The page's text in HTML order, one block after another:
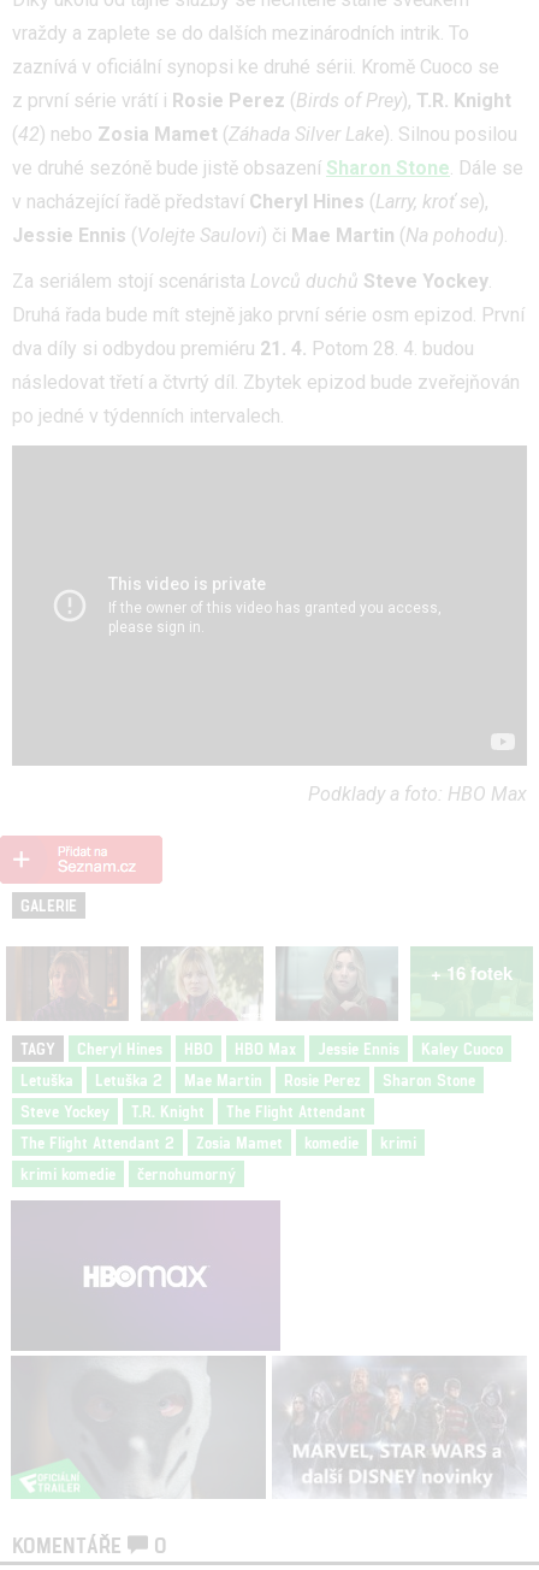
vraždy a zaplete se do dalších mezinárodních intrik. To
zaznívá v oficiální synopsi ke druhé sérii. Kromě Cuoco se
z první série vrátí i Rosie Perez (Birds of Prey), T.R. Knight
(42) nebo Zosia Mamet (Záhada Silver Lake). Silnou posilou
ve druhé sezóně bude jistě obsazení Sharon Stone. Dále se
v nacházející řadě představí Cheryl Hines (Larry, kroť se),
Jessie Ennis (Volejte Saulovi) či Mae Martin (Na pohodu).
Za seriálem stojí scenárista Lovců duchů Steve Yockey.
Druhá řada bude mít stejně jako první série osm epizod. První
dva díly si odbydou premiéru 21. 4. Potom 28. 4. budou
následovat třetí a čtvrtý díl. Zbytek epizod bude zveřejňován
po jedné v týdenních intervalech.
Podklady a foto: HBO Max
GALERIE
+ 16 fotek
TAGY Cheryl Hines HBO HBO Max Jessie Ennis
Kaley Cuoco
Letuška
Letuška 2 Mae Martin Rosie Perez
Sharon Stone
Steve Yockey
T.R. Knight
The Flight Attendant
The Flight Attendant 2
Zosia Mamet komedie
krimi
krimi komedie
černohumorný
KOMENTÁŘE 0